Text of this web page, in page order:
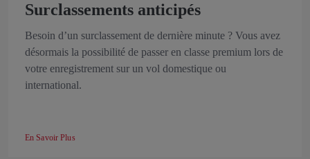
Surclassements anticipés
Besoin d’un surclassement de dernière minute ? Vous avez
désormais la possibilité de passer en classe premium lors de
votre enregistrement sur un vol domestique ou
international.
En Savoir Plus